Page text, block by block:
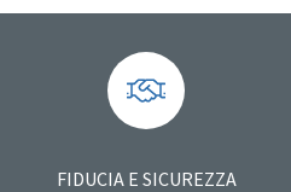
FIDUCIA E SICUREZZA